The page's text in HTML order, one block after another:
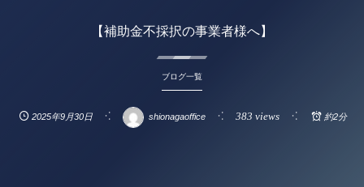
【補助金不採択の事業者様へ】
ブログ一覧
2025年9月30日 shionagaoffice 383 views 約2分